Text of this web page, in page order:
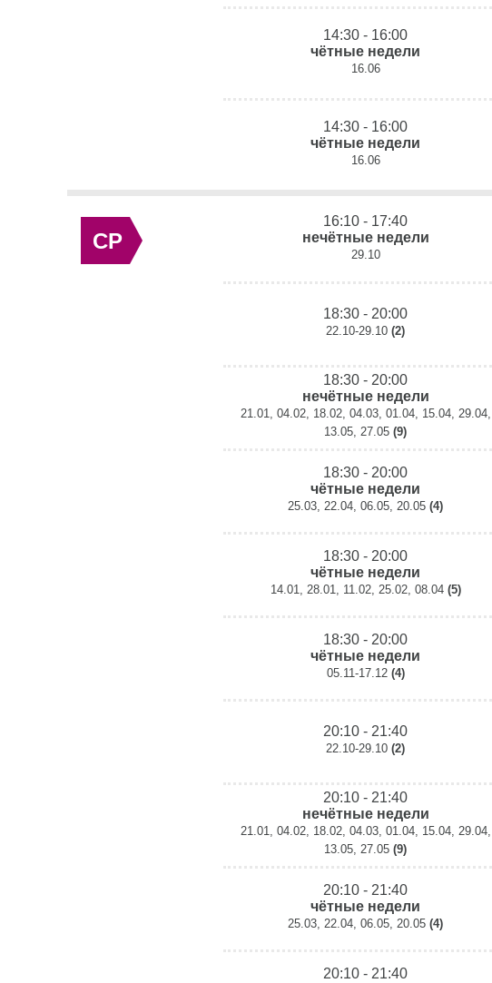
14:30 - 16:00
чётные недели
16.06
14:30 - 16:00
чётные недели
16.06
СР
16:10 - 17:40
нечётные недели
29.10
18:30 - 20:00
22.10-29.10 (2)
18:30 - 20:00
нечётные недели
21.01, 04.02, 18.02, 04.03, 01.04, 15.04, 29.04,
13.05, 27.05 (9)
18:30 - 20:00
чётные недели
25.03, 22.04, 06.05, 20.05 (4)
18:30 - 20:00
чётные недели
14.01, 28.01, 11.02, 25.02, 08.04 (5)
18:30 - 20:00
чётные недели
05.11-17.12 (4)
20:10 - 21:40
22.10-29.10 (2)
20:10 - 21:40
нечётные недели
21.01, 04.02, 18.02, 04.03, 01.04, 15.04, 29.04,
13.05, 27.05 (9)
20:10 - 21:40
чётные недели
25.03, 22.04, 06.05, 20.05 (4)
20:10 - 21:40